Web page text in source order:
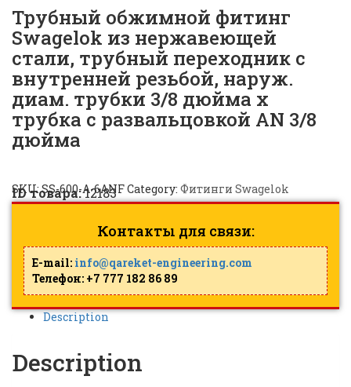
Трубный обжимной фитинг
Swagelok из нержавеющей
стали, трубный переходник с
внутренней резьбой, наруж.
диам. трубки 3/8 дюйма x
трубка с развальцовкой AN 3/8
дюйма
SKU:SS-600-A-6ANFCategory: Фитинги Swagelok
ID товара:12183
Контакты для связи:
E-mail: info@qareket-engineering.com
Телефон: +7 777 182 86 89
Description
Description